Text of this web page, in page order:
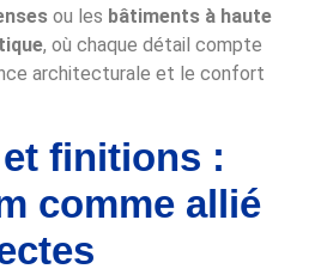
ou les bâtiments à haute
, où chaque détail compte
architecturale et le confort
finitions :
comme allié